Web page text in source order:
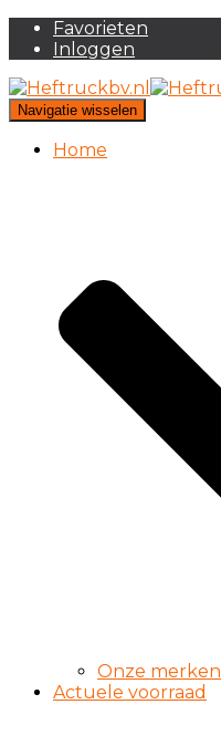
Favorieten
Inloggen
Navigatie wisselen
Home
Onze merken
Actuele voorraad